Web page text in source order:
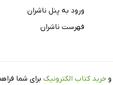
ورود به پنل ناشران
فهرست ناشران
و خرید کتاب الکترونیک برای شما